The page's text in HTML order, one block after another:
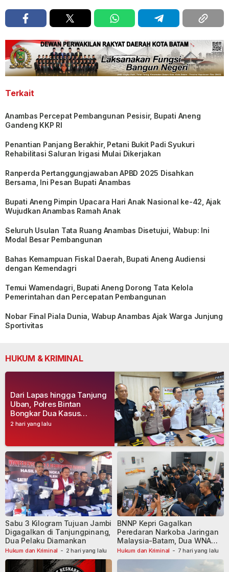
Terkait
Anambas Percepat Pembangunan Pesisir, Bupati Aneng
Gandeng KKP RI
Penantian Panjang Berakhir, Petani Bukit Padi Syukuri
Rehabilitasi Saluran Irigasi Mulai Dikerjakan
Ranperda Pertanggungjawaban APBD 2025 Disahkan
Bersama, Ini Pesan Bupati Anambas
Bupati Aneng Pimpin Upacara Hari Anak Nasional ke-42, Ajak
Wujudkan Anambas Ramah Anak
Seluruh Usulan Tata Ruang Anambas Disetujui, Wabup: Ini
Modal Besar Pembangunan
Bahas Kemampuan Fiskal Daerah, Bupati Aneng Audiensi
dengan Kemendagri
Temui Wamendagri, Bupati Aneng Dorong Tata Kelola
Pemerintahan dan Percepatan Pembangunan
Nobar Final Piala Dunia, Wabup Anambas Ajak Warga Junjung
Sportivitas
HUKUM & KRIMINAL
2 hari yang lalu
Dari Lapas hingga Tanjung
Uban, Polres Bintan
Bongkar Dua Kasus
Narkoba, Empat Tersangka
Hukum dan Kriminal - 2 hari yang lalu
Sabu 3 Kilogram Tujuan Jambi
Digagalkan di Tanjungpinang,
Dua Pelaku Diamankan
Hukum dan Kriminal - 7 hari yang lalu
BNNP Kepri Gagalkan
Peredaran Narkoba Jaringan
Malaysia-Batam, Dua WNA
Masih Diburu